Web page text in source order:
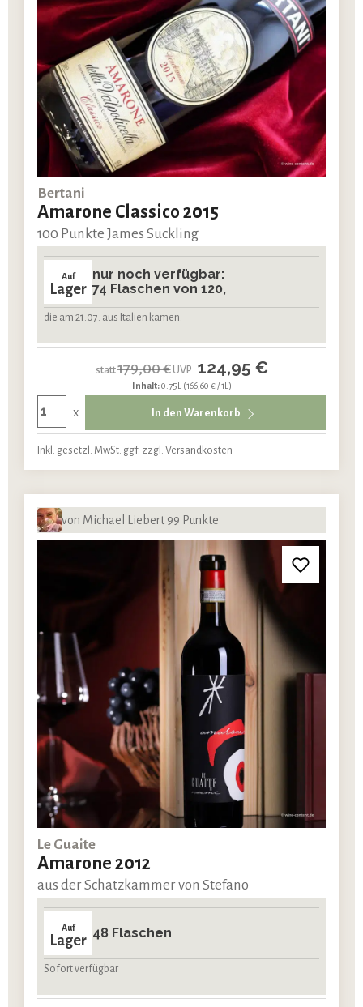
Bertani
Amarone Classico 2015
100 Punkte James Suckling
Auf
Lager
nur noch verfügbar:
74 Flaschen von 120,
die am 21.07. aus Italien kamen.
statt179,00 €UVP 124,95 €
Inhalt:0.75L (166,60 € / 1L)
x In den Warenkorb
Inkl. gesetzl. MwSt. ggf. zzgl. Versandkosten
von Michael Liebert 99 Punkte
Le Guaite
Amarone 2012
aus der Schatzkammer von Stefano
Auf
Lager 48 Flaschen
Sofort verfügbar